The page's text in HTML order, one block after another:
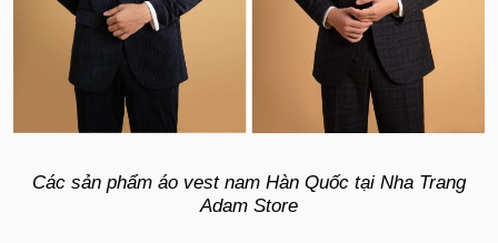
Các sản phẩm áo vest nam Hàn Quốc tại Nha Trang
Adam Store